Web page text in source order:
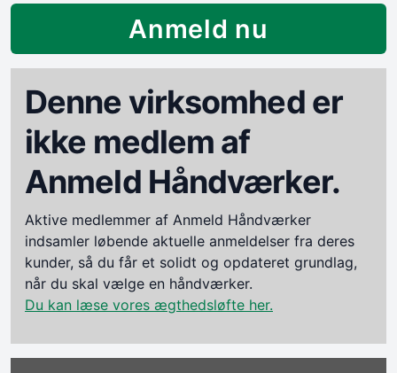
Anmeld nu
Denne virksomhed er
ikke medlem af
Anmeld Håndværker.
Aktive medlemmer af Anmeld Håndværker
indsamler løbende aktuelle anmeldelser fra deres
kunder, så du får et solidt og opdateret grundlag,
når du skal vælge en håndværker.
Du kan læse vores ægthedsløfte her.